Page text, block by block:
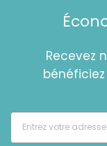
Recevez